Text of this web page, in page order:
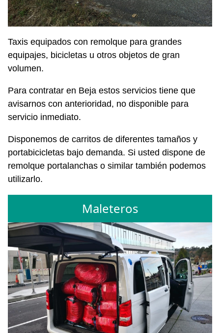
Taxis equipados con remolque para grandes
equipajes, bicicletas u otros objetos de gran
volumen.
Para contratar en Beja estos servicios tiene que
avisarnos con anterioridad, no disponible para
servicio inmediato.
Disponemos de carritos de diferentes tamaños y
portabicicletas bajo demanda. Si usted dispone de
remolque portalanchas o similar también podemos
utilizarlo.
Maleteros